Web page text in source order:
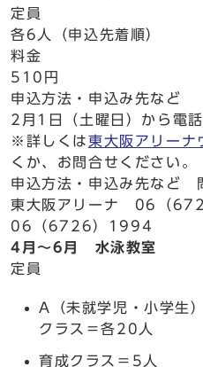
定員
各6人（申込先着順）
料金
510円
申込方法・申込み先など
2月1日（土曜日）から電
※詳しくは東大阪アリーナ
くか、お問合せください。
申込方法・申込み先など
東大阪アリーナ 06（
06（6726）1994
4月～6月 水泳教室
定員
A（未就学児・小学生
クラス＝各20人
育成クラス＝5人